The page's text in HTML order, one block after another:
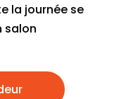
la journée se
salon